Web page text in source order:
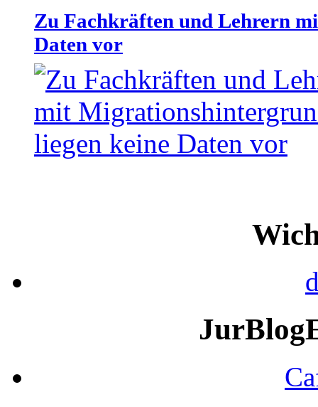
Zu Fachkräften und Lehrern
Daten vor
JurBlog